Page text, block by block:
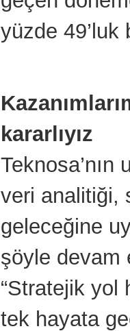
yüzde 49’luk
kararlıyız
veri analitiği,
geleceğine
şöyle devam
“Stratejik yol
tek hayata